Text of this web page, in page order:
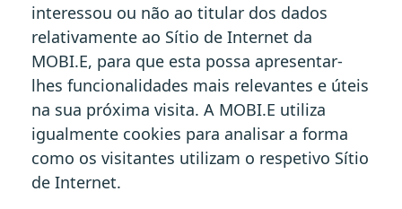
interessou ou não ao titular dos dados
relativamente ao Sítio de Internet da
MOBI.E, para que esta possa apresentar-
lhes funcionalidades mais relevantes e úteis
na sua próxima visita. A MOBI.E utiliza
igualmente cookies para analisar a forma
como os visitantes utilizam o respetivo Sítio
de Internet.